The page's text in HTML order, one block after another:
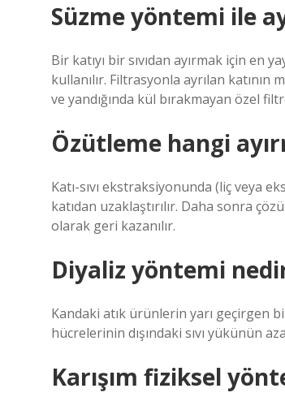
Süzme yöntemi ile
Bir katıyı bir sıvıdan ayırmak için en
kullanılır. Filtrasyonla ayrılan
ve yandığında kül bırakmayan özel
Özütleme hangi
Katı-sıvı ekstraksiyonunda (liç veya
katıdan uzaklaştırılır. Daha sonra
olarak geri kazanılır.
Diyaliz yöntemi
Kandaki atık ürünlerin yarı geçirgen
hücrelerinin dışındaki sıvı yükünün
Karışım fiziksel